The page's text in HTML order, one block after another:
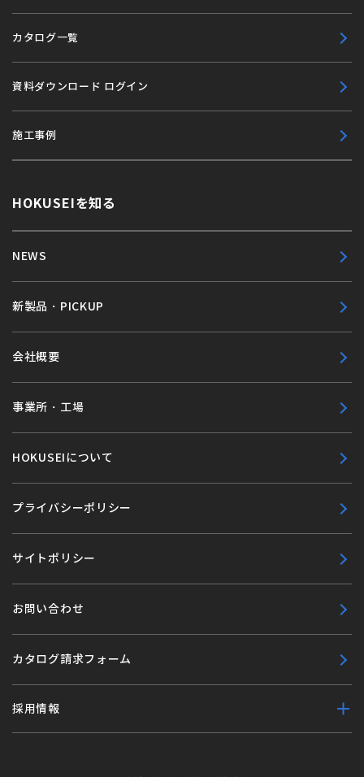
カタログ一覧
資料ダウンロード ログイン
施工事例
HOKUSEIを知る
NEWS
新製品・PICKUP
会社概要
事業所・工場
HOKUSEIについて
プライバシーポリシー
サイトポリシー
お問い合わせ
カタログ請求フォーム
採用情報